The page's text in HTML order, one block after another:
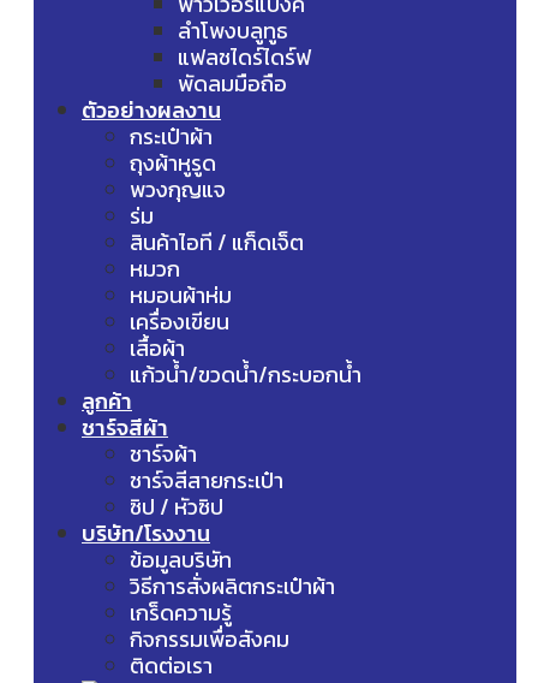
ลำโพงบลูทูธ
แฟลชไดร์ไดร์ฟ
พัดลมมือถือ
ตัวอย่างผลงาน
กระเป๋าผ้า
ถุงผ้าหูรูด
พวงกุญแจ
ร่ม
สินค้าไอที / แก็ดเจ็ต
หมวก
หมอนผ้าห่ม
เครื่องเขียน
เสื้อผ้า
แก้วน้ำ/ขวดน้ำ/กระบอกน้ำ
ลูกค้า
ชาร์จสีผ้า
ชาร์จผ้า
ชาร์จสีสายกระเป๋า
ซิป / หัวซิป
บริษัท/โรงงาน
ข้อมูลบริษัท
วิธีการสั่งผลิตกระเป๋าผ้า
เกร็ดความรู้
กิจกรรมเพื่อสังคม
ติดต่อเรา